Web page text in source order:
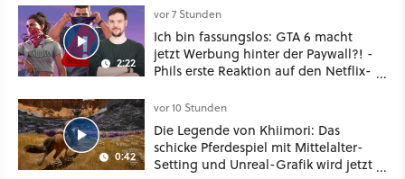
2:22
vor 7 Stunden
Ich bin fassungslos: GTA 6 macht
jetzt Werbung hinter der Paywall?! -
Phils erste Reaktion auf den Netflix-
0:42
vor 10 Stunden
Die Legende von Khiimori: Das
schicke Pferdespiel mit Mittelalter-
Setting und Unreal-Grafik wird jetzt